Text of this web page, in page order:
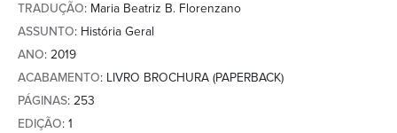
TRADUÇÃO: Maria Beatriz B. Florenzano
ASSUNTO: História Geral
ANO: 2019
ACABAMENTO: LIVRO BROCHURA (PAPERBACK)
PÁGINAS: 253
EDIÇÃO: 1